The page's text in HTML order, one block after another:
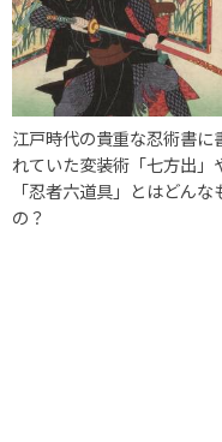
江戸時代の貴重な忍術書に
れていた変装術「七方出」
「忍者六道具」とはどんな
の？